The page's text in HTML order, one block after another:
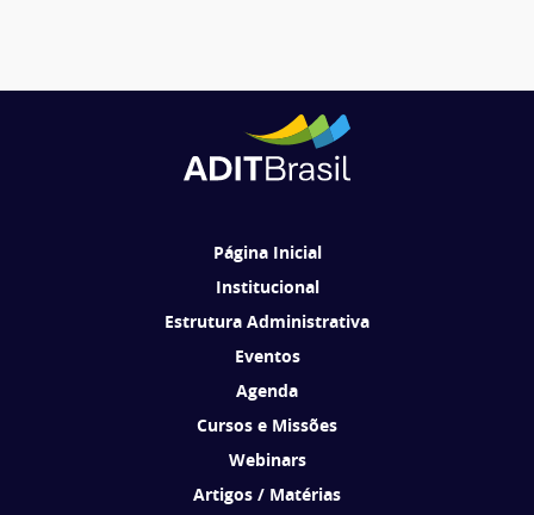
Página Inicial
Institucional
Estrutura Administrativa
Eventos
Agenda
Cursos e Missões
Webinars
Artigos / Matérias